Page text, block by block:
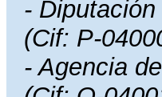
-
(Cif: P-
- Agencia